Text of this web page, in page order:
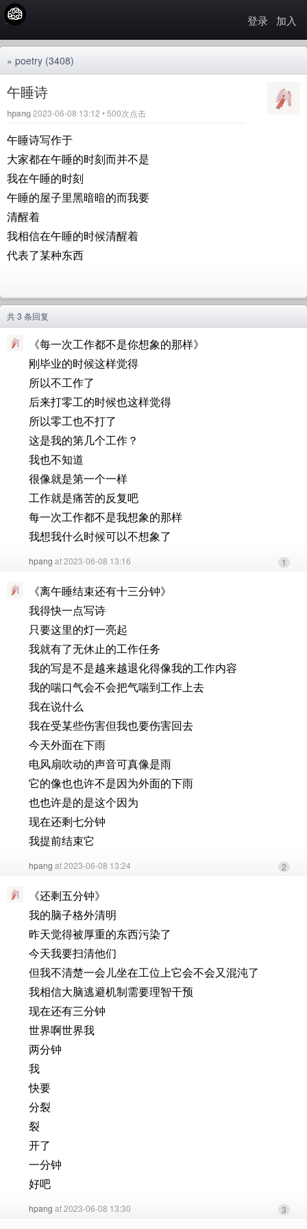
登录 加入
» poetry (3408)
午睡诗
hpang2023-06-08 13:12 • 500次点击
午睡诗写作于
大家都在午睡的时刻而并不是
我在午睡的时刻
午睡的屋子里黑暗暗的而我要
清醒着
我相信在午睡的时候清醒着
代表了某种东西
共 3 条回复
《每一次工作都不是你想象的那样》
刚毕业的时候这样觉得
所以不工作了
后来打零工的时候也这样觉得
所以零工也不打了
这是我的第几个工作？
我也不知道
很像就是第一个一样
工作就是痛苦的反复吧
每一次工作都不是我想象的那样
我想我什么时候可以不想象了
hpang at 2023-06-08 13:16 1
《离午睡结束还有十三分钟》
我得快一点写诗
只要这里的灯一亮起
我就有了无休止的工作任务
我的写是不是越来越退化得像我的工作内容
我的喘口气会不会把气喘到工作上去
我在说什么
我在受某些伤害但我也要伤害回去
今天外面在下雨
电风扇吹动的声音可真像是雨
它的像也也许不是因为外面的下雨
也也许是的是这个因为
现在还剩七分钟
我提前结束它
hpang at 2023-06-08 13:24 2
《还剩五分钟》
我的脑子格外清明
昨天觉得被厚重的东西污染了
今天我要扫清他们
但我不清楚一会儿坐在工位上它会不会又混沌了
我相信大脑逃避机制需要理智干预
现在还有三分钟
世界啊世界我
两分钟
我
快要
分裂
裂
开了
一分钟
好吧
hpang at 2023-06-08 13:30 3